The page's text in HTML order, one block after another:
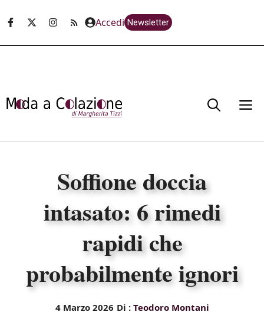
Accedi Newsletter
Soffione doccia
intasato: 6 rimedi
rapidi che
probabilmente ignori
4 Marzo 2026 Di : Teodoro Montani